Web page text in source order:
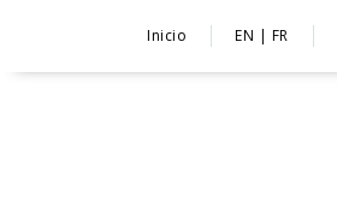
Inicio EN | FR